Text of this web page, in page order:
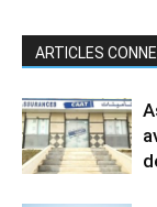
ARTICLES